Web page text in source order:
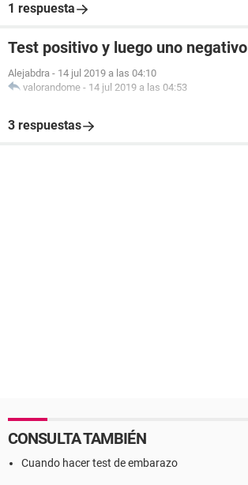
1 respuesta
Test positivo y luego uno negativo
Alejabdra - 14 jul 2019 a las 04:10
valorandome - 14 jul 2019 a las 04:53
3 respuestas
CONSULTA TAMBIÉN
Cuando hacer test de embarazo